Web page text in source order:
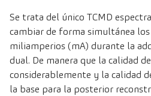
Se trata del único TCMD
cambiar de forma simultánea
miliamperios (mA) durante la
dual. De manera que la calidad
considerablemente y la calidad
la base para la posterior